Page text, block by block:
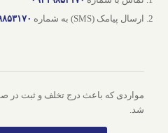
ارسال پیامک (SMS) به شماره
مواردی که باعث درج تخلف و ثبت در
شد.